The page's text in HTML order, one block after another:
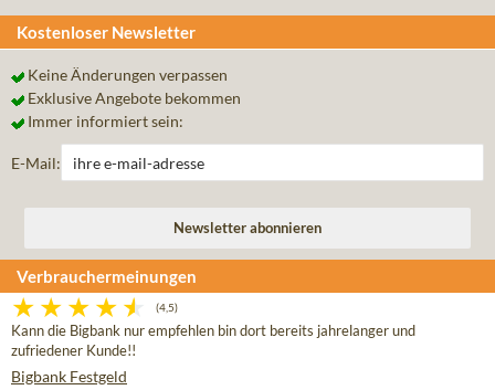
Kostenloser Newsletter
Keine Änderungen verpassen
Exklusive Angebote bekommen
Immer informiert sein:
E-Mail:
Verbrauchermeinungen
(4,5)
Kann die Bigbank nur empfehlen bin dort bereits jahrelanger und
zufriedener Kunde!!
Bigbank Festgeld